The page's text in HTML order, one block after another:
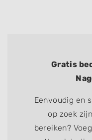
Gratis
Eenvoudig en
op zoek
bereiken?
Performance